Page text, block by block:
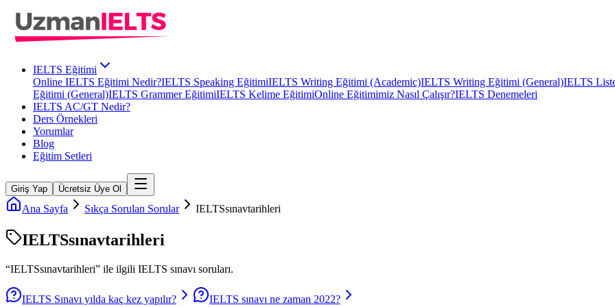
IELTS Eğitimi
Online IELTS Eğitimi Nedir?IELTS Speaking EğitimiIELTS Writing Eğitimi (Academic)IELTS Writing Eğitimi (General)IELTS
Eğitimi (General)IELTS Grammer EğitimiIELTS Kelime EğitimiOnline Eğitimimiz Nasıl Çalışır?IELTS Denemeleri
IELTS AC/GT Nedir?
Ders Örnekleri
Yorumlar
Blog
Eğitim Setleri
Giriş Yap Ücretsiz Üye Ol
Ana Sayfa Sıkça Sorulan Sorular IELTSsınavtarihleri
IELTSsınavtarihleri
“IELTSsınavtarihleri” ile ilgili IELTS sınavı soruları.
IELTS Sınavı yılda kaç kez yapılır? IELTS sınavı ne zaman 2022?